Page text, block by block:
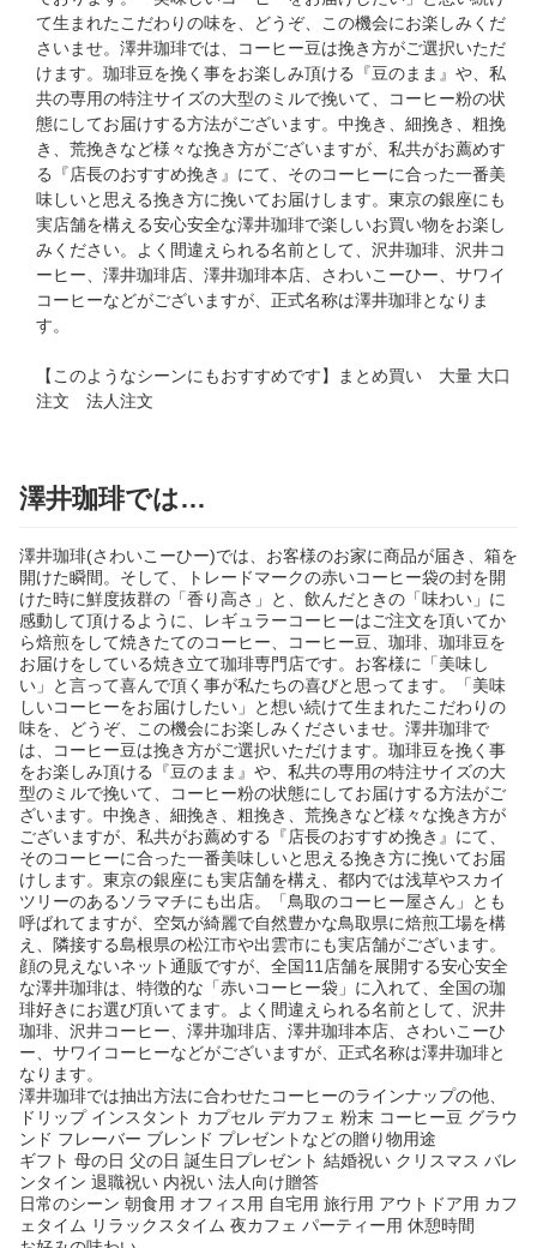
て生まれたこだわりの味を、どうぞ、この機会にお楽しみくだ
さいませ。澤井珈琲では、コーヒー豆は挽き方がご選択いただ
けます。珈琲豆を挽く事をお楽しみ頂ける『豆のまま』や、私
共の専用の特注サイズの大型のミルで挽いて、コーヒー粉の状
態にしてお届けする方法がございます。中挽き、細挽き、粗挽
き、荒挽きなど様々な挽き方がございますが、私共がお薦めす
る『店長のおすすめ挽き』にて、そのコーヒーに合った一番美
味しいと思える挽き方に挽いてお届けします。東京の銀座にも
実店舗を構える安心安全な澤井珈琲で楽しいお買い物をお楽し
みください。よく間違えられる名前として、沢井珈琲、沢井コ
ーヒー、澤井珈琲店、澤井珈琲本店、さわいこーひー、サワイ
コーヒーなどがございますが、正式名称は澤井珈琲となりま
す。
【このようなシーンにもおすすめです】まとめ買い 大量 大口
注文 法人注文
澤井珈琲では…
澤井珈琲(さわいこーひー)では、お客様のお家に商品が届き、箱を
開けた瞬間。そして、トレードマークの赤いコーヒー袋の封を開
けた時に鮮度抜群の「香り高さ」と、飲んだときの「味わい」に
感動して頂けるように、レギュラーコーヒーはご注文を頂いてか
ら焙煎をして焼きたてのコーヒー、コーヒー豆、珈琲、珈琲豆を
お届けをしている焼き立て珈琲専門店です。お客様に「美味し
い」と言って喜んで頂く事が私たちの喜びと思ってます。「美味
しいコーヒーをお届けしたい」と想い続けて生まれたこだわりの
味を、どうぞ、この機会にお楽しみくださいませ。澤井珈琲で
は、コーヒー豆は挽き方がご選択いただけます。珈琲豆を挽く事
をお楽しみ頂ける『豆のまま』や、私共の専用の特注サイズの大
型のミルで挽いて、コーヒー粉の状態にしてお届けする方法がご
ざいます。中挽き、細挽き、粗挽き、荒挽きなど様々な挽き方が
ございますが、私共がお薦めする『店長のおすすめ挽き』にて、
そのコーヒーに合った一番美味しいと思える挽き方に挽いてお届
けします。東京の銀座にも実店舗を構え、都内では浅草やスカイ
ツリーのあるソラマチにも出店。「鳥取のコーヒー屋さん」とも
呼ばれてますが、空気が綺麗で自然豊かな鳥取県に焙煎工場を構
え、隣接する島根県の松江市や出雲市にも実店舗がございます。
顔の見えないネット通販ですが、全国11店舗を展開する安心安全
な澤井珈琲は、特徴的な「赤いコーヒー袋」に入れて、全国の珈
琲好きにお選び頂いてます。よく間違えられる名前として、沢井
珈琲、沢井コーヒー、澤井珈琲店、澤井珈琲本店、さわいこーひ
ー、サワイコーヒーなどがございますが、正式名称は澤井珈琲と
なります。
澤井珈琲では抽出方法に合わせたコーヒーのラインナップの他、
ドリップ インスタント カプセル デカフェ 粉末 コーヒー豆 グラウ
ンド フレーバー ブレンド プレゼントなどの贈り物用途
ギフト 母の日 父の日 誕生日プレゼント 結婚祝い クリスマス バレ
ンタイン 退職祝い 内祝い 法人向け贈答
日常のシーン 朝食用 オフィス用 自宅用 旅行用 アウトドア用 カフ
ェタイム リラックスタイム 夜カフェ パーティー用 休憩時間